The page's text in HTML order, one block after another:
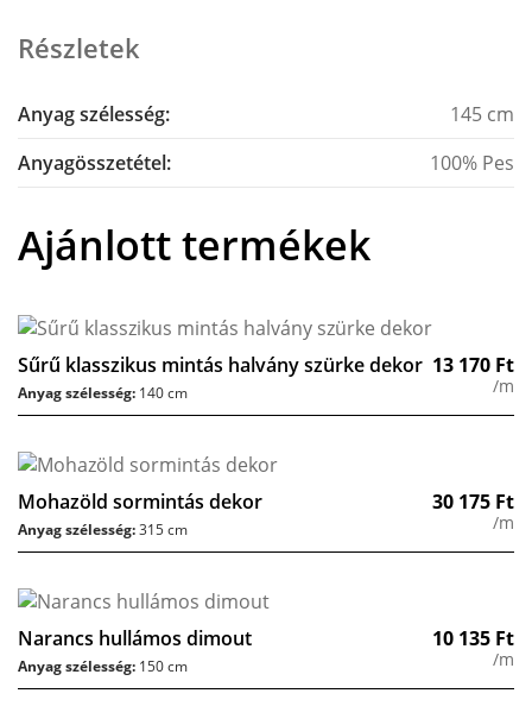
Részletek
Anyag szélesség:
145 cm
Anyagösszetétel:
100% Pes
Ajánlott termékek
Sűrű klasszikus mintás halvány szürke dekor 13 170 Ft
/m
Anyag szélesség: 140 cm
Mohazöld sormintás dekor 30 175 Ft
/m
Anyag szélesség:315 cm
Narancs hullámos dimout 10 135 Ft
/m
Anyag szélesség: 150 cm